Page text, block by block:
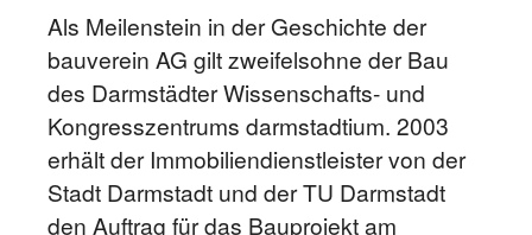
Als Meilenstein in der Geschichte der
bauverein AG gilt zweifelsohne der Bau
des Darmstädter Wissenschafts- und
Kongresszentrums darmstadtium. 2003
erhält der Immobiliendienstleister von der
Stadt Darmstadt und der TU Darmstadt
den Auftrag für das Bauprojekt am